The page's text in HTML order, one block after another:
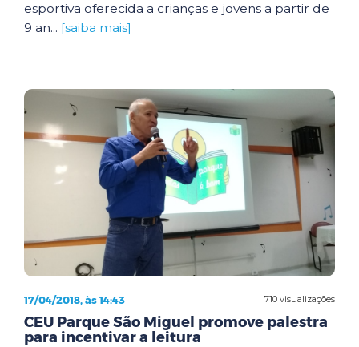
esportiva oferecida a crianças e jovens a partir de
9 an... [saiba mais]
710 visualizações
17/04/2018, às 14:43
CEU Parque São Miguel promove palestra
para incentivar a leitura